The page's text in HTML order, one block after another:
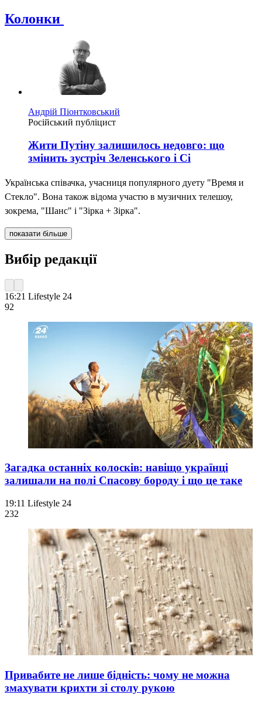
Колонки
Андрій Піонтковський
Російський публіцист
Жити Путіну залишилось недовго: що
змінить зустріч Зеленського і Сі
Українська співачка, учасниця популярного дуету "Время и
Стекло". Вона також відома участю в музичних телешоу,
зокрема, "Шанс" і "Зірка + Зірка".
показати більше
Вибір редакції
16:21 Lifestyle 24
92
Загадка останніх колосків: навіщо українці
залишали на полі Спасову бороду і що це таке
19:11 Lifestyle 24
232
Привабите не лише бідність: чому не можна
змахувати крихти зі столу рукою